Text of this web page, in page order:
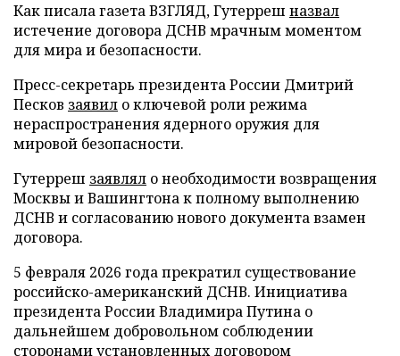
Как писала газета ВЗГЛЯД, Гутерреш назвал
истечение договора ДСНВ мрачным моментом
для мира и безопасности.
Пресс-секретарь президента России Дмитрий
Песков заявил о ключевой роли режима
нераспространения ядерного оружия для
мировой безопасности.
Гутерреш заявлял о необходимости возвращения
Москвы и Вашингтона к полному выполнению
ДСНВ и согласованию нового документа взамен
договора.
5 февраля 2026 года прекратил существование
российско-американский ДСНВ. Инициатива
президента России Владимира Путина о
дальнейшем добровольном соблюдении
сторонами установленных договором